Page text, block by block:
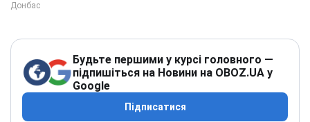
Будьте першими у курсі головного —
підпишіться на Новини на OBOZ.UA у
Google
Підписатися